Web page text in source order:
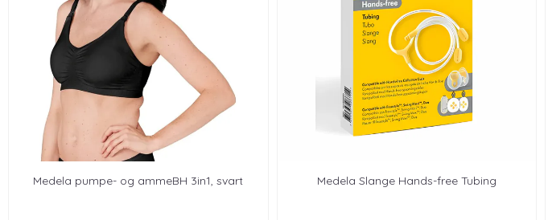
Medela pumpe- og ammeBH 3in1, svart Medela Slange Hands-free Tubing